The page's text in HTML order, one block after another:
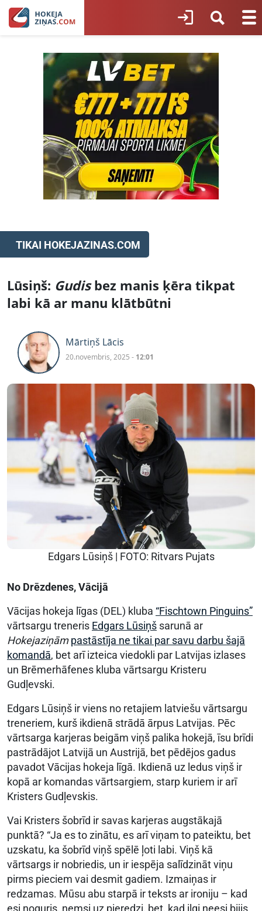
TIKAI HOKEJAZINAS.COM
Lūsiņš: Gudisbez manis ķēra tikpat
labi kā ar manu klātbūtni
Mārtiņš Lācis
20.novembris, 2025 - 12:01
Edgars Lūsiņš | FOTO: Ritvars Pujats
No Drēzdenes, Vācijā
Vācijas hokeja līgas (DEL) kluba “Fischtown Pinguins”
vārtsargu treneris Edgars Lūsiņš sarunā ar
Hokejaziņām pastāstīja ne tikai par savu darbu šajā
komandā, bet arī izteica viedokli par Latvijas izlases
un Brēmerhāfenes kluba vārtsargu Kristeru
Gudļevski.
Edgars Lūsiņš ir viens no retajiem latviešu vārtsargu
treneriem, kurš ikdienā strādā ārpus Latvijas. Pēc
vārtsarga karjeras beigām viņš palika hokejā, īsu brīdi
pastrādājot Latvijā un Austrijā, bet pēdējos gadus
pavadot Vācijas hokeja līgā. Ikdienā uz ledus viņš ir
kopā ar komandas vārtsargiem, starp kuriem ir arī
Kristers Gudļevskis.
Vai Kristers šobrīd ir savas karjeras augstākajā
punktā? “Ja es to zinātu, es arī viņam to pateiktu, bet
uzskatu, ka šobrīd viņš spēlē ļoti labi. Viņš kā
vārtsargs ir nobriedis, un ir iespēja salīdzināt viņu
pirms pieciem vai desmit gadiem. Izmaiņas ir
redzamas. Mūsu abu starpā ir teksts ar ironiju – kad
esi noguris, ņemsi uz pieredzi, bet, kad ilgi neesi bijis